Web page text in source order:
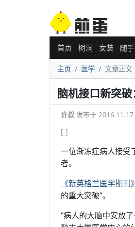
首页 树洞 女装 随
主页 医学 文章正文
脑机接口新突
许叔 发布于
[-]
一位渐冻症病人接受
者。
《新英格兰医学期刊》
的重大突破”。
“病人的大脑中安放